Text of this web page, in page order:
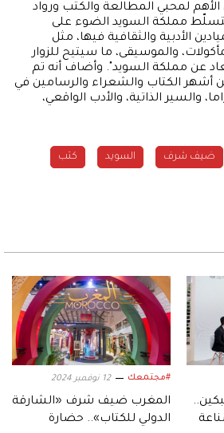
لمحبي المطالعة والكتب ورواد
مملكة السويد الضوء على
الأدبية والثقافية فيها، مثل
والموسيقى، ما سيتيح للزوار
عن مملكة السويد". وأضاف أنه تم
الدعوة لنحو 20 من أشهر الكتاب والشعراء والرسامين في
والسير الذاتية، والأدب الواقعي،
ضيف شرف السويد كتب
#مجتمعك 12 نوفمبر 2024
المغرب ضيف شرف «الشارقة
الدولي للكتاب».. حضارة